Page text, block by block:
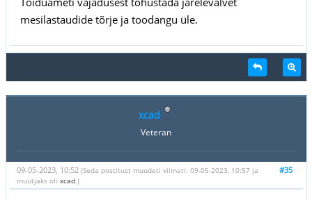
mesilastaudide tõrje ja toodangu üle.
xcad
Veteran
#35
09-05-2023, 10:52 (Seda postitust muudeti viimati: 09-05-2023, 10:57 ja
muutjaks oli xcad.)